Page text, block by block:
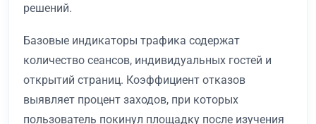
решений.
Базовые индикаторы трафика содержат
количество сеансов, индивидуальных гостей и
открытий страниц. Коэффициент отказов
выявляет процент заходов, при которых
пользователь покинул площадку после изучения